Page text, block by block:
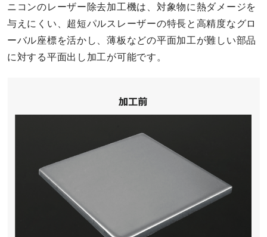
ニコンのレーザー除去加工機は、対象物に熱ダメージを
与えにくい、超短パルスレーザーの特長と高精度なグロ
ーバル座標を活かし、薄板などの平面加工が難しい部品
に対する平面出し加工が可能です。